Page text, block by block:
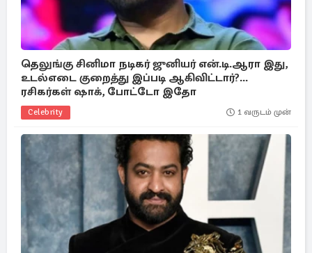
தெலுங்கு சினிமா நடிகர் ஜுனியர் என்.டி.ஆரா இது,
உடல்எடை குறைத்து இப்படி ஆகிவிட்டார்?...
ரசிகர்கள் ஷாக், போட்டோ இதோ
Celebrity 1 வருடம் முன்